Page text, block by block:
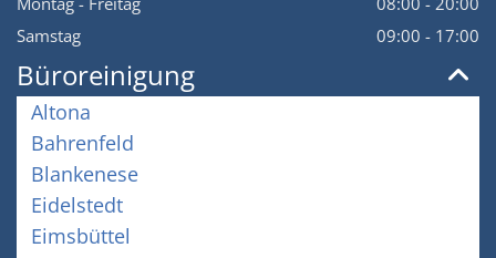
Samstag
09:00 - 17:00
Büroreinigung
Altona
Bahrenfeld
Blankenese
Eidelstedt
Eimsbüttel